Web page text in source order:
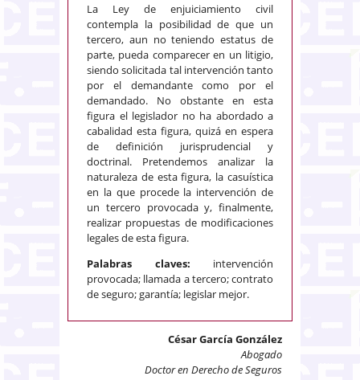
La Ley de enjuiciamiento civil
contempla la posibilidad de que un
tercero, aun no teniendo estatus de
parte, pueda comparecer en un litigio,
siendo solicitada tal intervención tanto
por el demandante como por el
demandado. No obstante en esta
figura el legislador no ha abordado a
cabalidad esta figura, quizá en espera
de definición jurisprudencial y
doctrinal. Pretendemos analizar la
naturaleza de esta figura, la casuística
en la que procede la intervención de
un tercero provocada y, finalmente,
realizar propuestas de modificaciones
legales de esta figura.
Palabras claves: intervención
provocada; llamada a tercero; contrato
de seguro; garantía; legislar mejor.
César García González
Abogado
Doctor en Derecho de Seguros